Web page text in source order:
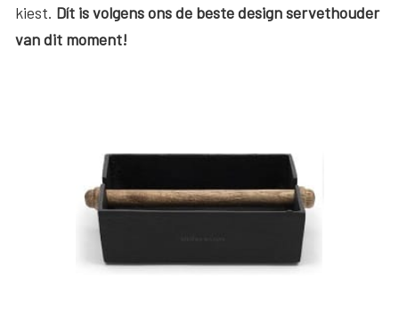
kiest. Dít is volgens ons de beste design servethouder
van dit moment!